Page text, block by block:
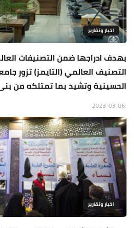
اخبار وتقارير
بهدف ادراجها ضمن التصنيفات
التصنيف العالمي (التايمز) تزور
الحسينية وتشيد بما تمتلكه من
اخبار وتقارير